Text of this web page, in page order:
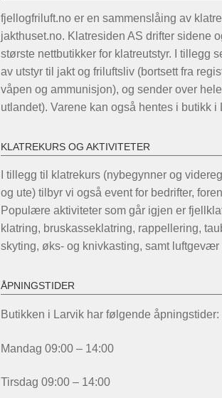
fjellogfriluft.no er en sammenslåing av
jakthuset.no. Klatresiden AS drifter sidene
største nettbutikker for klatreutstyr. I tillegg
av utstyr til jakt og friluftsliv (bortsett fra
våpen og ammunisjon), og sender over
utlandet). Varene kan også hentes i butikk i
KLATREKURS OG AKTIVITETER
I tillegg til klatrekurs (nybegynner og
og ute) tilbyr vi også event for bedrifter,
Populære aktiviteter som går igjen er
klatring, bruskasseklatring, rappellering,
skyting, øks- og knivkasting, samt luftgevær
ÅPNINGSTIDER
Butikken i Larvik har følgende åpningstider:
Mandag 09:00 – 14:00
Tirsdag 09:00 – 14:00